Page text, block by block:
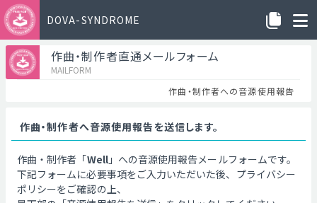
DOVA-SYNDROME
作曲・制作者直通メールフォーム
MAILFORM
作曲・制作者への音源使用報告
作曲・制作者へ音源使用報告を送信します。
作曲・制作者「Well」への音源使用報告メールフォームです。
下記フォームに必要事項をご入力いただいた後、プライバシー
ポリシーをご確認の上、